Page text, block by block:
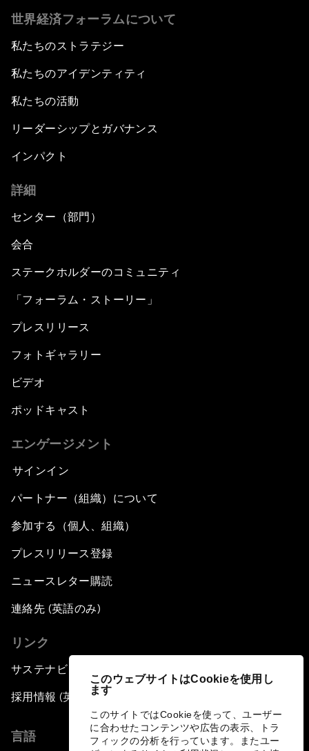
このウェブサイトはCookieを使用し
ます
このサイトではCookieを使って、ユーザー
に合わせたコンテンツや広告の表示、トラ
フィックの分析を行っています。またユー
世界経済フォーラムについて
私たちのストラテジー
私たちのアイデンティティ
私たちの活動
リーダーシップとガバナンス
インパクト
詳細
センター（部門）
会合
ステークホルダーのコミュニティ
「フォーラム・ストーリー」
プレスリリース
フォトギャラリー
ビデオ
ポッドキャスト
エンゲージメント
サインイン
パートナー（組織）について
参加する（個人、組織）
プレスリリース登録
ニュースレター購読
連絡先 (英語のみ)
リンク
サステナビリティへの取り組み
採用情報 (英語のみ)
言語